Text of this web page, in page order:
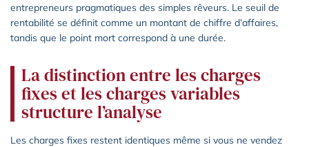
entrepreneurs pragmatiques des simples rêveurs. Le seuil de
rentabilité se définit comme un montant de chiffre d’affaires,
tandis que le point mort correspond à une durée.
La distinction entre les charges
fixes et les charges variables
structure l’analyse
Les charges fixes restent identiques même si vous ne vendez